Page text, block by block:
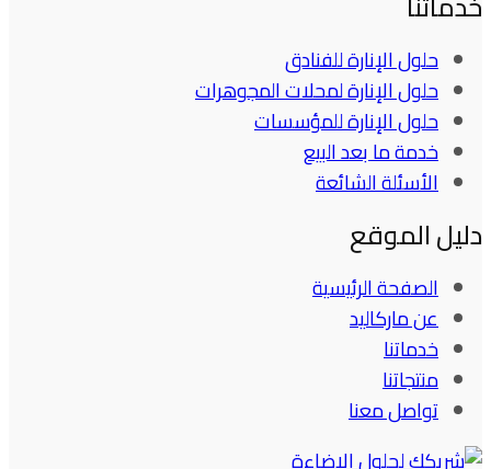
حلول الإنارة للفنادق
حلول الإنارة لمحلات المجوهرات
حلول الإنارة للمؤسسات
خدمة ما بعد البيع
الأسئلة الشائعة
دليل الموقع
الصفحة الرئيسية
عن ماركاليد
خدماتنا
منتجاتنا
تواصل معنا